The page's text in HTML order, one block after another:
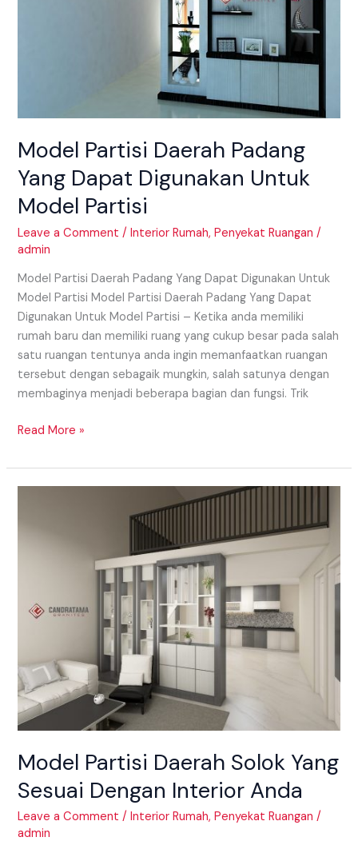
Model Partisi Daerah Padang
Yang Dapat Digunakan Untuk
Model Partisi
Leave a Comment /Interior Rumah,Penyekat Ruangan /
admin
Model Partisi Daerah Padang Yang Dapat Digunakan Untuk
Model Partisi Model Partisi Daerah Padang Yang Dapat
Digunakan Untuk Model Partisi – Ketika anda memiliki
rumah baru dan memiliki ruang yang cukup besar pada salah
satu ruangan tentunya anda ingin memanfaatkan ruangan
tersebut dengan sebagaik mungkin, salah satunya dengan
membaginya menjadi beberapa bagian dan fungsi. Trik
Read More »
Model Partisi Daerah Solok Yang
Sesuai Dengan Interior Anda
Leave a Comment /Interior Rumah,Penyekat Ruangan /
admin
Dengan